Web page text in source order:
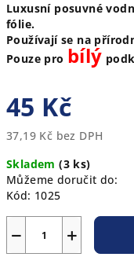
Luxusní posuvné
fólie.
Používají se na
Pouze pro bílý
45 Kč
37,19 Kč bez DPH
cena:
Skladem(3 ks)
Můžeme doručit do:
Kód: 1025
+
−